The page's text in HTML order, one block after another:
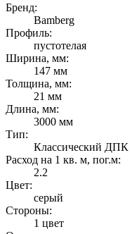
Бренд:
Bamberg
Профиль:
пустотелая
Ширина, мм:
147 мм
Толщина, мм:
21 мм
Длина, мм:
3000 мм
Тип:
Классический ДПК
Расход на 1 кв. м, пог.м:
2.2
Цвет:
серый
Стороны:
1 цвет